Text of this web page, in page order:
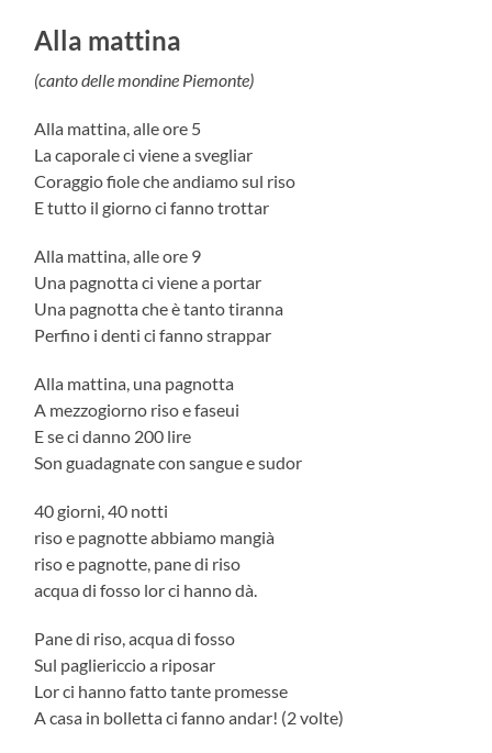
Alla mattina
(canto delle mondine Piemonte)
Alla mattina, alle ore 5
La caporale ci viene a svegliar
Coraggio fiole che andiamo sul riso
E tutto il giorno ci fanno trottar
Alla mattina, alle ore 9
Una pagnotta ci viene a portar
Una pagnotta che è tanto tiranna
Perfino i denti ci fanno strappar
Alla mattina, una pagnotta
A mezzogiorno riso e faseui
E se ci danno 200 lire
Son guadagnate con sangue e sudor
40 giorni, 40 notti
riso e pagnotte abbiamo mangià
riso e pagnotte, pane di riso
acqua di fosso lor ci hanno dà.
Pane di riso, acqua di fosso
Sul pagliericcio a riposar
Lor ci hanno fatto tante promesse
A casa in bolletta ci fanno andar! (2 volte)